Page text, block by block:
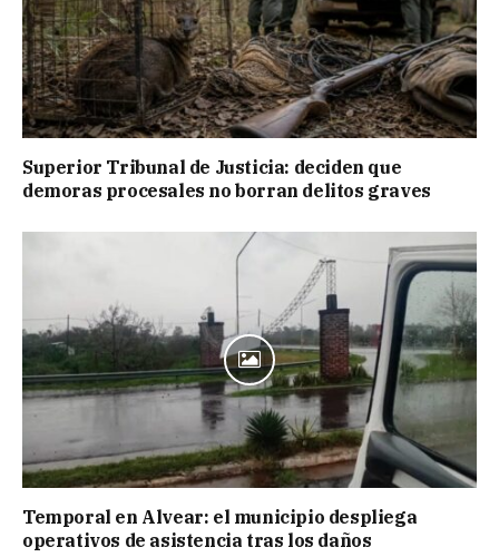
Superior Tribunal de Justicia: deciden que
demoras procesales no borran delitos graves
Temporal en Alvear: el municipio despliega
operativos de asistencia tras los daños